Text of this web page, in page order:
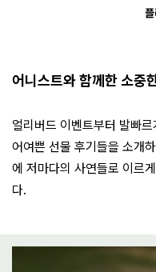
어니스트와 함께한 소중
얼리버드 이벤트부터 발빠
어여쁜 선물 후기들을 소개
에 저마다의 사연들로 이르
다.